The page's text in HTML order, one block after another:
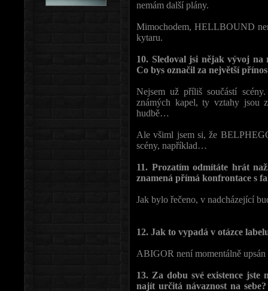
nemám další plány.
Mimochodem, HELLBOUND
kytaru.
10. Sledoval jsi nějak vývoj na
Co bys označil za největší
Nejsem už příliš součástí
známých kapel, ty vztahy jsou
hudbě…
Ale všiml jsem si, že
scény, například…
11. Prozatím odmítáte hrát
znamená přímá konfrontace s
Jak bylo řečeno, v nadcházející
12. Jak to vypadá v otázce
ABIGOR není momentálně
13. Za dobu své existence
najít určitá návaznost na